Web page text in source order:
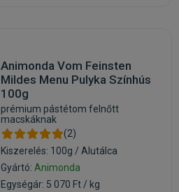
Animonda Vom Feinsten
Mildes Menu Pulyka Színhús
100g
prémium pástétom felnőtt
macskáknak
(2)
Kiszerelés: 100g / Alutálca
Gyártó: Animonda
Egységár: 5 070 Ft / kg